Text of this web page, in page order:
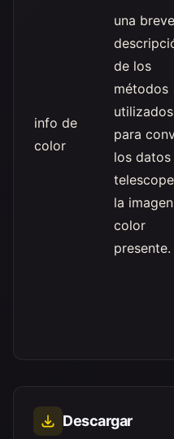
info de
color
una breve
de los
métodos
utilizados
para
los datos
la
color
presente.
Descargar